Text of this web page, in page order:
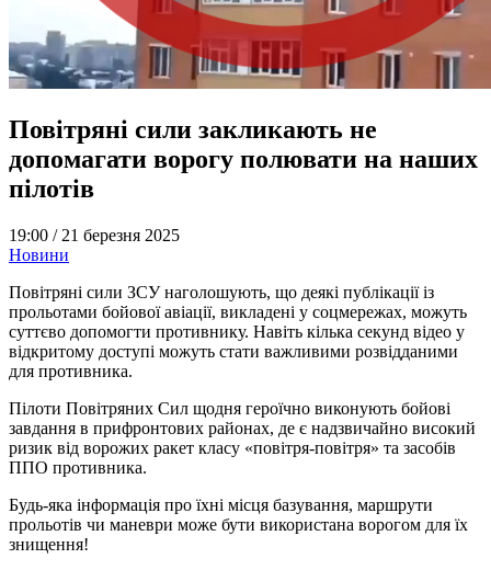
Повітряні сили закликають не
допомагати ворогу полювати на наших
пілотів
19:00 / 21 березня 2025
Новини
Повітряні сили ЗСУ наголошують, що деякі публікації із
прольотами бойової авіації, викладені у соцмережах, можуть
суттєво допомогти противнику. Навіть кілька секунд відео у
відкритому доступі можуть стати важливими розвідданими
для противника.
Пілоти Повітряних Сил щодня героїчно виконують бойові
завдання в прифронтових районах, де є надзвичайно високий
ризик від ворожих ракет класу «повітря-повітря» та засобів
ППО противника.
Будь-яка інформація про їхні місця базування, маршрути
прольотів чи маневри може бути використана ворогом для їх
знищення!